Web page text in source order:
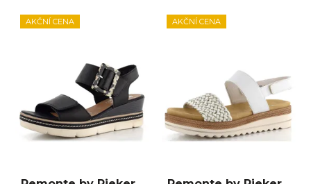
AKČNÍ CENA AKČNÍ CENA